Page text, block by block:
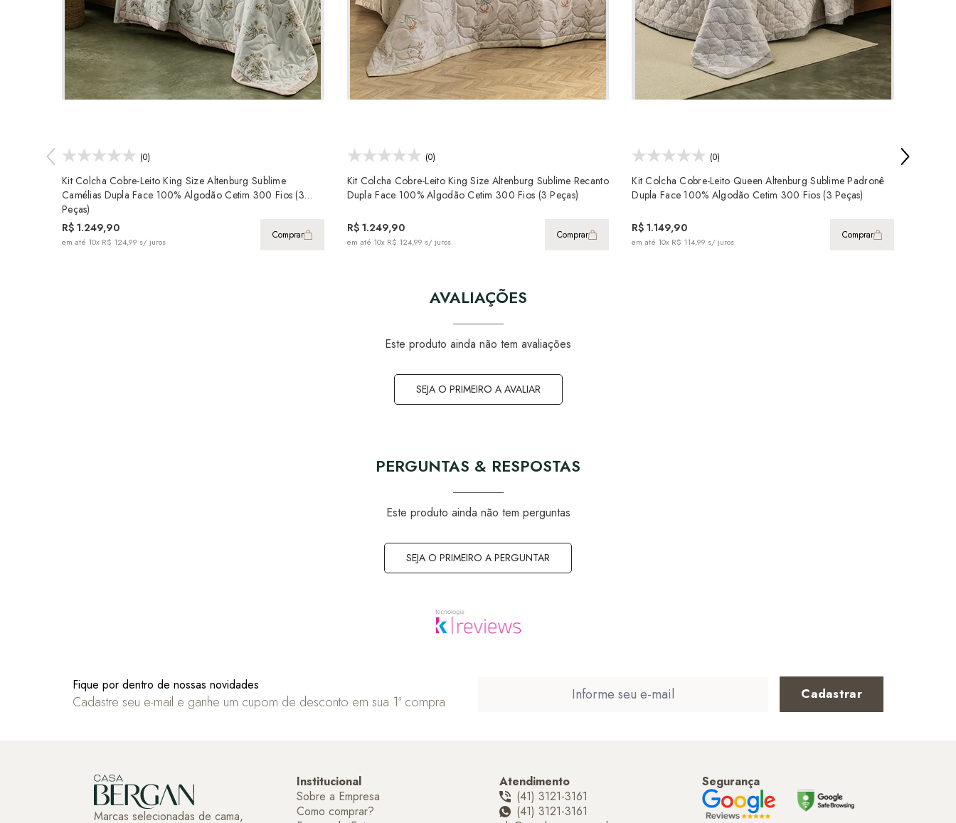
(0)
Kit Colcha Cobre-Leito King Size Altenburg Sublime
Camélias Dupla Face 100% Algodão Cetim 300 Fios (3
Peças)
R$ 1.249,90
em até 10x R$ 124,99 s/ juros
Comprar
(0)
Kit Colcha Cobre-Leito King Size Altenburg Sublime Recanto
Dupla Face 100% Algodão Cetim 300 Fios (3 Peças)
R$ 1.249,90
em até 10x R$ 124,99 s/ juros
Comprar
(0)
Kit Colcha Cobre-Leito Queen Altenburg Sublime Padronê
Dupla Face 100% Algodão Cetim 300 Fios (3 Peças)
R$ 1.149,90
em até 10x R$ 114,99 s/ juros
Comprar
AVALIAÇÕES
Este produto ainda não tem avaliações
SEJA O PRIMEIRO A AVALIAR
PERGUNTAS & RESPOSTAS
Este produto ainda não tem perguntas
SEJA O PRIMEIRO A PERGUNTAR
Fique por dentro de nossas novidades
Cadastre seu e-mail e ganhe um cupom de desconto em sua 1ª compra Cadastrar
Marcas selecionadas de cama,
Institucional
Sobre a Empresa
Como comprar?
Atendimento
(41) 3121-3161
(41) 3121-3161
Segurança